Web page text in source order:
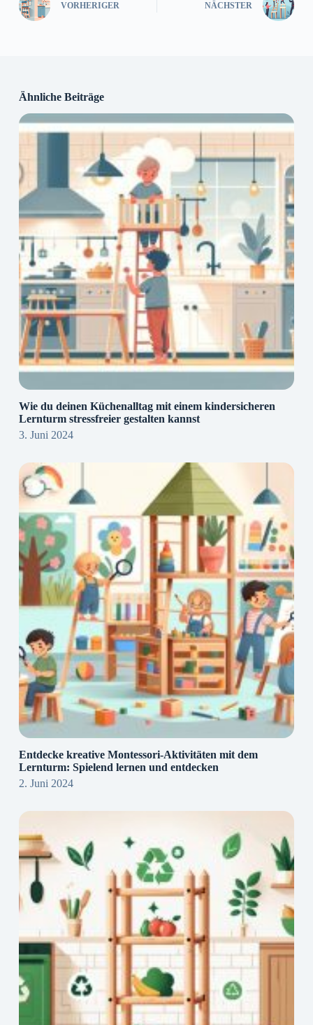
VORHERIGER NÄCHSTER
Ähnliche Beiträge
Wie du deinen Küchenalltag mit einem kindersicheren
Lernturm stressfreier gestalten kannst
3. Juni 2024
Entdecke kreative Montessori-Aktivitäten mit dem
Lernturm: Spielend lernen und entdecken
2. Juni 2024